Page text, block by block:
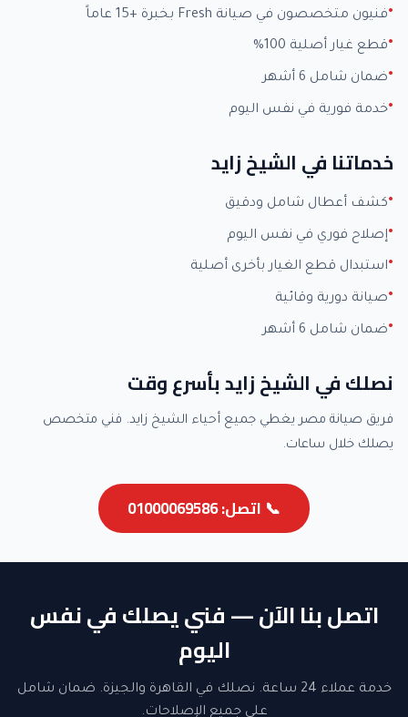
فنيون متخصصون في صيانة Fresh بخبرة +15 عاماً
قطع غيار أصلية 100%
ضمان شامل 6 أشهر
خدمة فورية في نفس اليوم
خدماتنا في الشيخ زايد
كشف أعطال شامل ودقيق
إصلاح فوري في نفس اليوم
استبدال قطع الغيار بأخرى أصلية
صيانة دورية وقائية
ضمان شامل 6 أشهر
نصلك في الشيخ زايد بأسرع وقت
فريق صيانة مصر يغطي جميع أحياء الشيخ زايد. فني متخصص
يصلك خلال ساعات.
📞 اتصل: 01000069586
اتصل بنا الآن — فني يصلك في نفس
اليوم
خدمة عملاء 24 ساعة. نصلك في القاهرة والجيزة. ضمان شامل
على جميع الإصلاحات.